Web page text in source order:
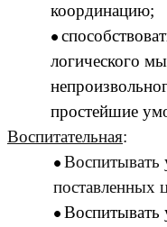
координацию;
логического
простейшие
Воспитательная:
Воспитывать
поставленных
Воспитывать